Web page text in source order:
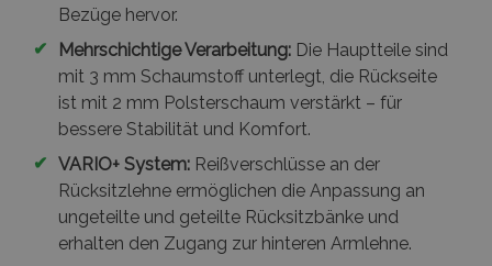
Bezüge hervor.
✔
Mehrschichtige Verarbeitung: Die Hauptteile sind
mit 3 mm Schaumstoff unterlegt, die Rückseite
ist mit 2 mm Polsterschaum verstärkt – für
bessere Stabilität und Komfort.
✔ VARIO+ System: Reißverschlüsse an der
Rücksitzlehne ermöglichen die Anpassung an
ungeteilte und geteilte Rücksitzbänke und
erhalten den Zugang zur hinteren Armlehne.